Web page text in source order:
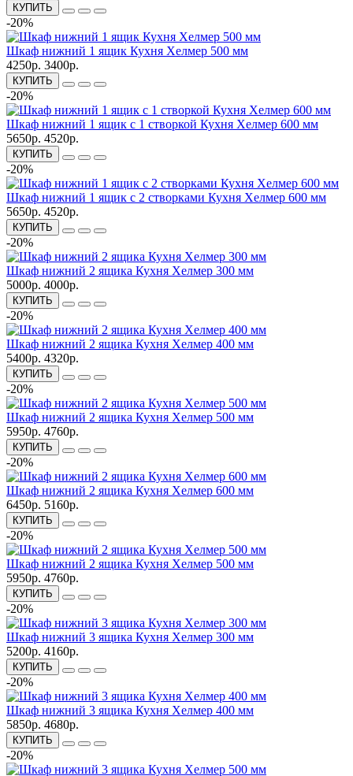
КУПИТЬ
-20%
Шкаф нижний 1 ящик Кухня Хелмер 500 мм
4250р. 3400р.
КУПИТЬ
-20%
Шкаф нижний 1 ящик с 1 створкой Кухня Хелмер 600 мм
5650р. 4520р.
КУПИТЬ
-20%
Шкаф нижний 1 ящик с 2 створками Кухня Хелмер 600 мм
5650р. 4520р.
КУПИТЬ
-20%
Шкаф нижний 2 ящика Кухня Хелмер 300 мм
5000р. 4000р.
КУПИТЬ
-20%
Шкаф нижний 2 ящика Кухня Хелмер 400 мм
5400р. 4320р.
КУПИТЬ
-20%
Шкаф нижний 2 ящика Кухня Хелмер 500 мм
5950р. 4760р.
КУПИТЬ
-20%
Шкаф нижний 2 ящика Кухня Хелмер 600 мм
6450р. 5160р.
КУПИТЬ
-20%
Шкаф нижний 2 ящика Кухня Хелмер 500 мм
5950р. 4760р.
КУПИТЬ
-20%
Шкаф нижний 3 ящика Кухня Хелмер 300 мм
5200р. 4160р.
КУПИТЬ
-20%
Шкаф нижний 3 ящика Кухня Хелмер 400 мм
5850р. 4680р.
КУПИТЬ
-20%